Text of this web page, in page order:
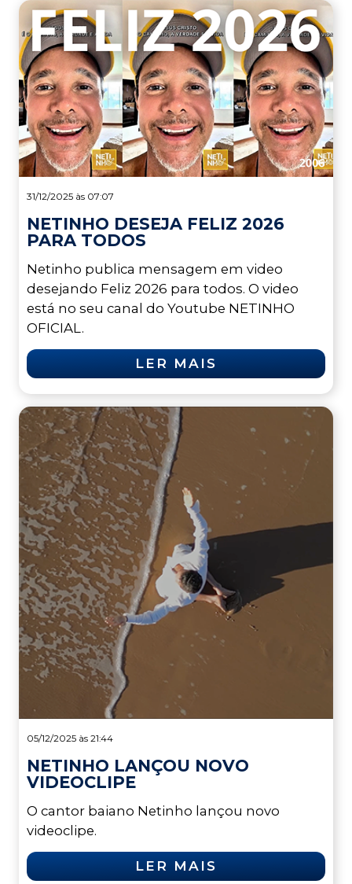
31/12/2025 às 07:07
NETINHO DESEJA FELIZ 2026
PARA TODOS
Netinho publica mensagem em video
desejando Feliz 2026 para todos. O video
está no seu canal do Youtube NETINHO
OFICIAL.
LER MAIS
05/12/2025 às 21:44
NETINHO LANÇOU NOVO
VIDEOCLIPE
O cantor baiano Netinho lançou novo
videoclipe.
LER MAIS